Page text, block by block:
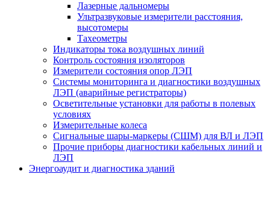
Лазерные дальномеры
Ультразвуковые измерители расстояния,
высотомеры
Тахеометры
Индикаторы тока воздушных линий
Контроль состояния изоляторов
Измерители состояния опор ЛЭП
Системы мониторинга и диагностики воздушных
ЛЭП (аварийные регистраторы)
Осветительные установки для работы в полевых
условиях
Измерительные колеса
Сигнальные шары-маркеры (СШМ) для ВЛ и ЛЭП
Прочие приборы диагностики кабельных линий и
ЛЭП
Энергоаудит и диагностика зданий